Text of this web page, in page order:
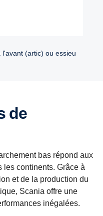
(artic) ou essieu
bas répond aux
les continents. Grâce à
et de la production du
Scania offre une
inégalées.